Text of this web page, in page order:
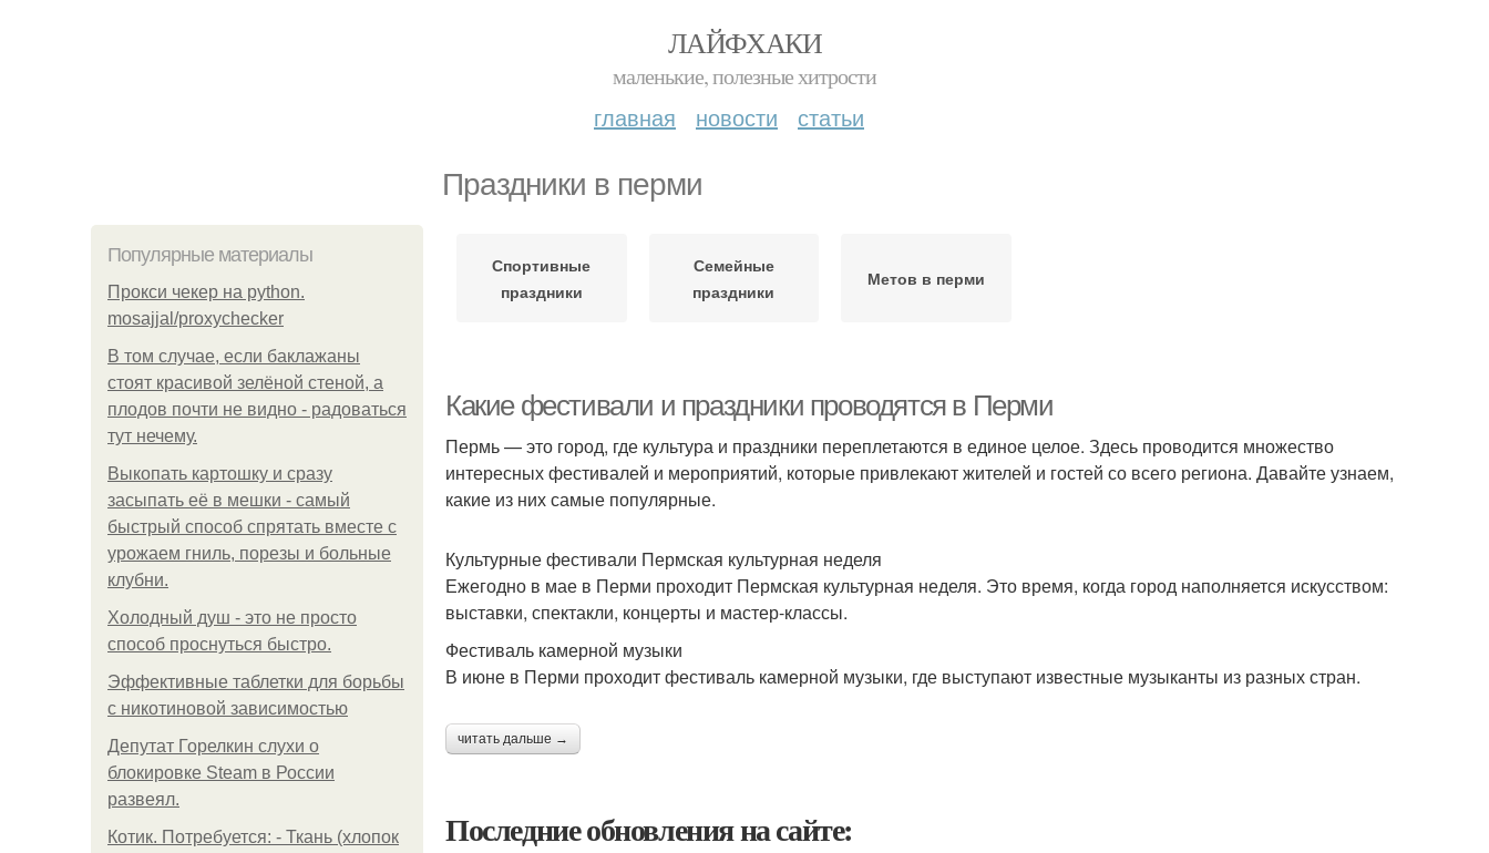
ЛАЙФХАКИ
маленькие, полезные хитрости
главная новости статьи
Праздники в перми
Популярные материалы
Прокси чекер на python.
mosajjal/proxychecker
В том случае, если баклажаны
стоят красивой зелёной стеной, а
плодов почти не видно - радоваться
тут нечему.
Выкопать картошку и сразу
засыпать её в мешки - самый
быстрый способ спрятать вместе с
урожаем гниль, порезы и больные
клубни.
Холодный душ - это не просто
способ проснуться быстро.
Эффективные таблетки для борьбы
с никотиновой зависимостью
Депутат Горелкин слухи о
блокировке Steam в России
развеял.
Котик. Потребуется: - Ткань (хлопок
Спортивные
праздники
Семейные
праздники
Метов в перми
Какие фестивали и праздники проводятся в Перми
Пермь — это город, где культура и праздники переплетаются в единое целое. Здесь проводится множество
интересных фестивалей и мероприятий, которые привлекают жителей и гостей со всего региона. Давайте узнаем,
какие из них самые популярные.
Культурные фестивали Пермская культурная неделя
Ежегодно в мае в Перми проходит Пермская культурная неделя. Это время, когда город наполняется искусством:
выставки, спектакли, концерты и мастер-классы.
Фестиваль камерной музыки
В июне в Перми проходит фестиваль камерной музыки, где выступают известные музыканты из разных стран.
читать дальше →
Последние обновления на сайте: